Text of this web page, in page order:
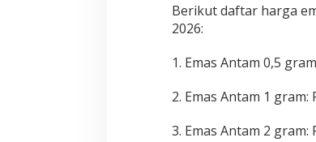
Berikut daftar harga
2026:
1. Emas Antam 0,5
2. Emas Antam 1 gram:
3. Emas Antam 2 gram: